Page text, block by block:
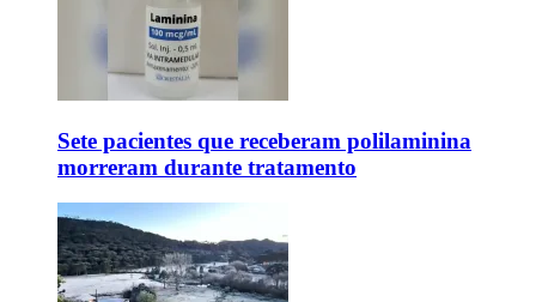
Sete pacientes que receberam polilaminina
morreram durante tratamento